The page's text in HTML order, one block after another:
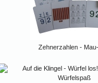
Zehnerzahlen -